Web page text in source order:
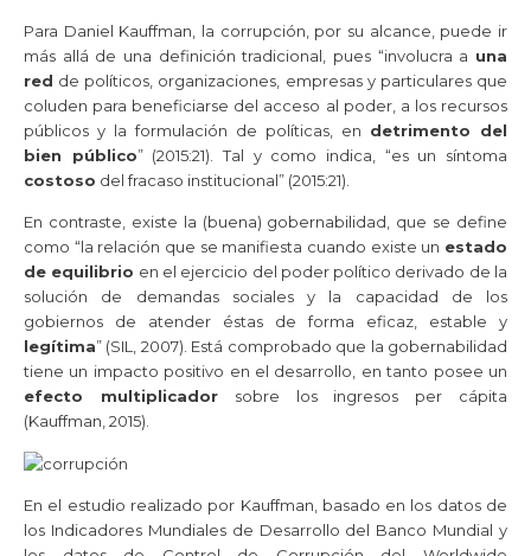
Para Daniel Kauffman, la corrupción, por su alcance, puede ir
más allá de una definición tradicional, pues “involucra a una
red de políticos, organizaciones, empresas y particulares que
coluden para beneficiarse del acceso al poder, a los recursos
públicos y la formulación de políticas, en detrimento del
bien público” (2015:21). Tal y como indica, “es un síntoma
costoso del fracaso institucional” (2015:21).
En contraste, existe la (buena) gobernabilidad, que se define
como “la relación que se manifiesta cuando existe un estado
de equilibrio en el ejercicio del poder político derivado de la
solución de demandas sociales y la capacidad de los
gobiernos de atender éstas de forma eficaz, estable y
legítima” (SIL, 2007). Está comprobado que la gobernabilidad
tiene un impacto positivo en el desarrollo, en tanto posee un
efecto multiplicadorsobre los ingresos per cápita
(Kauffman, 2015).
En el estudio realizado por Kauffman, basado en los datos de
los Indicadores Mundiales de Desarrollo del Banco Mundial y